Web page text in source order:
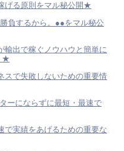
げる原則をマル秘公開★
負するから。●●をマル秘公
出で稼ぐノウハウと簡単に
★
で失敗しないための重要情
ーにならずに最短・最速で
実績をあげるための重要な